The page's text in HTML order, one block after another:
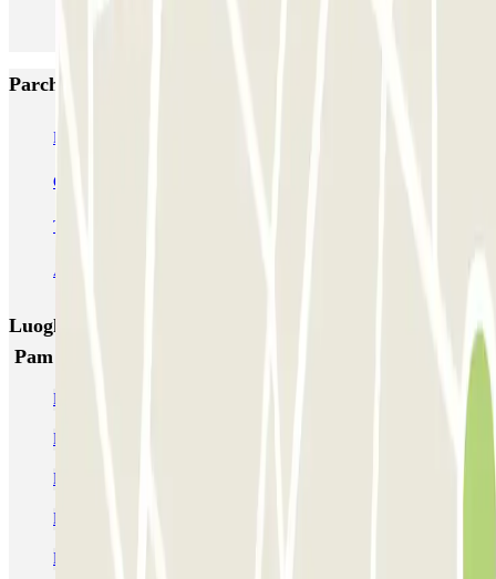
Parcheggi più popolari a Milano
MUOVIAMO Senato
Garage Paullo - Corso XXII Marzo
TREPI - Stazione Lambrate
Autosilo Diaz
Luoghi ed eventi che potrebbero interessarti vicino a
Pam Padova
Parcheggi vicino a Piazzale Loreto
Prenota parcheggio vicino a Viale Brianza - Milano
Parcheggi vicino a Viale Monza - Milano
Parcheggi alla stazione di metro di Caiazzo
Parcheggi alla stazione di metro di Piola